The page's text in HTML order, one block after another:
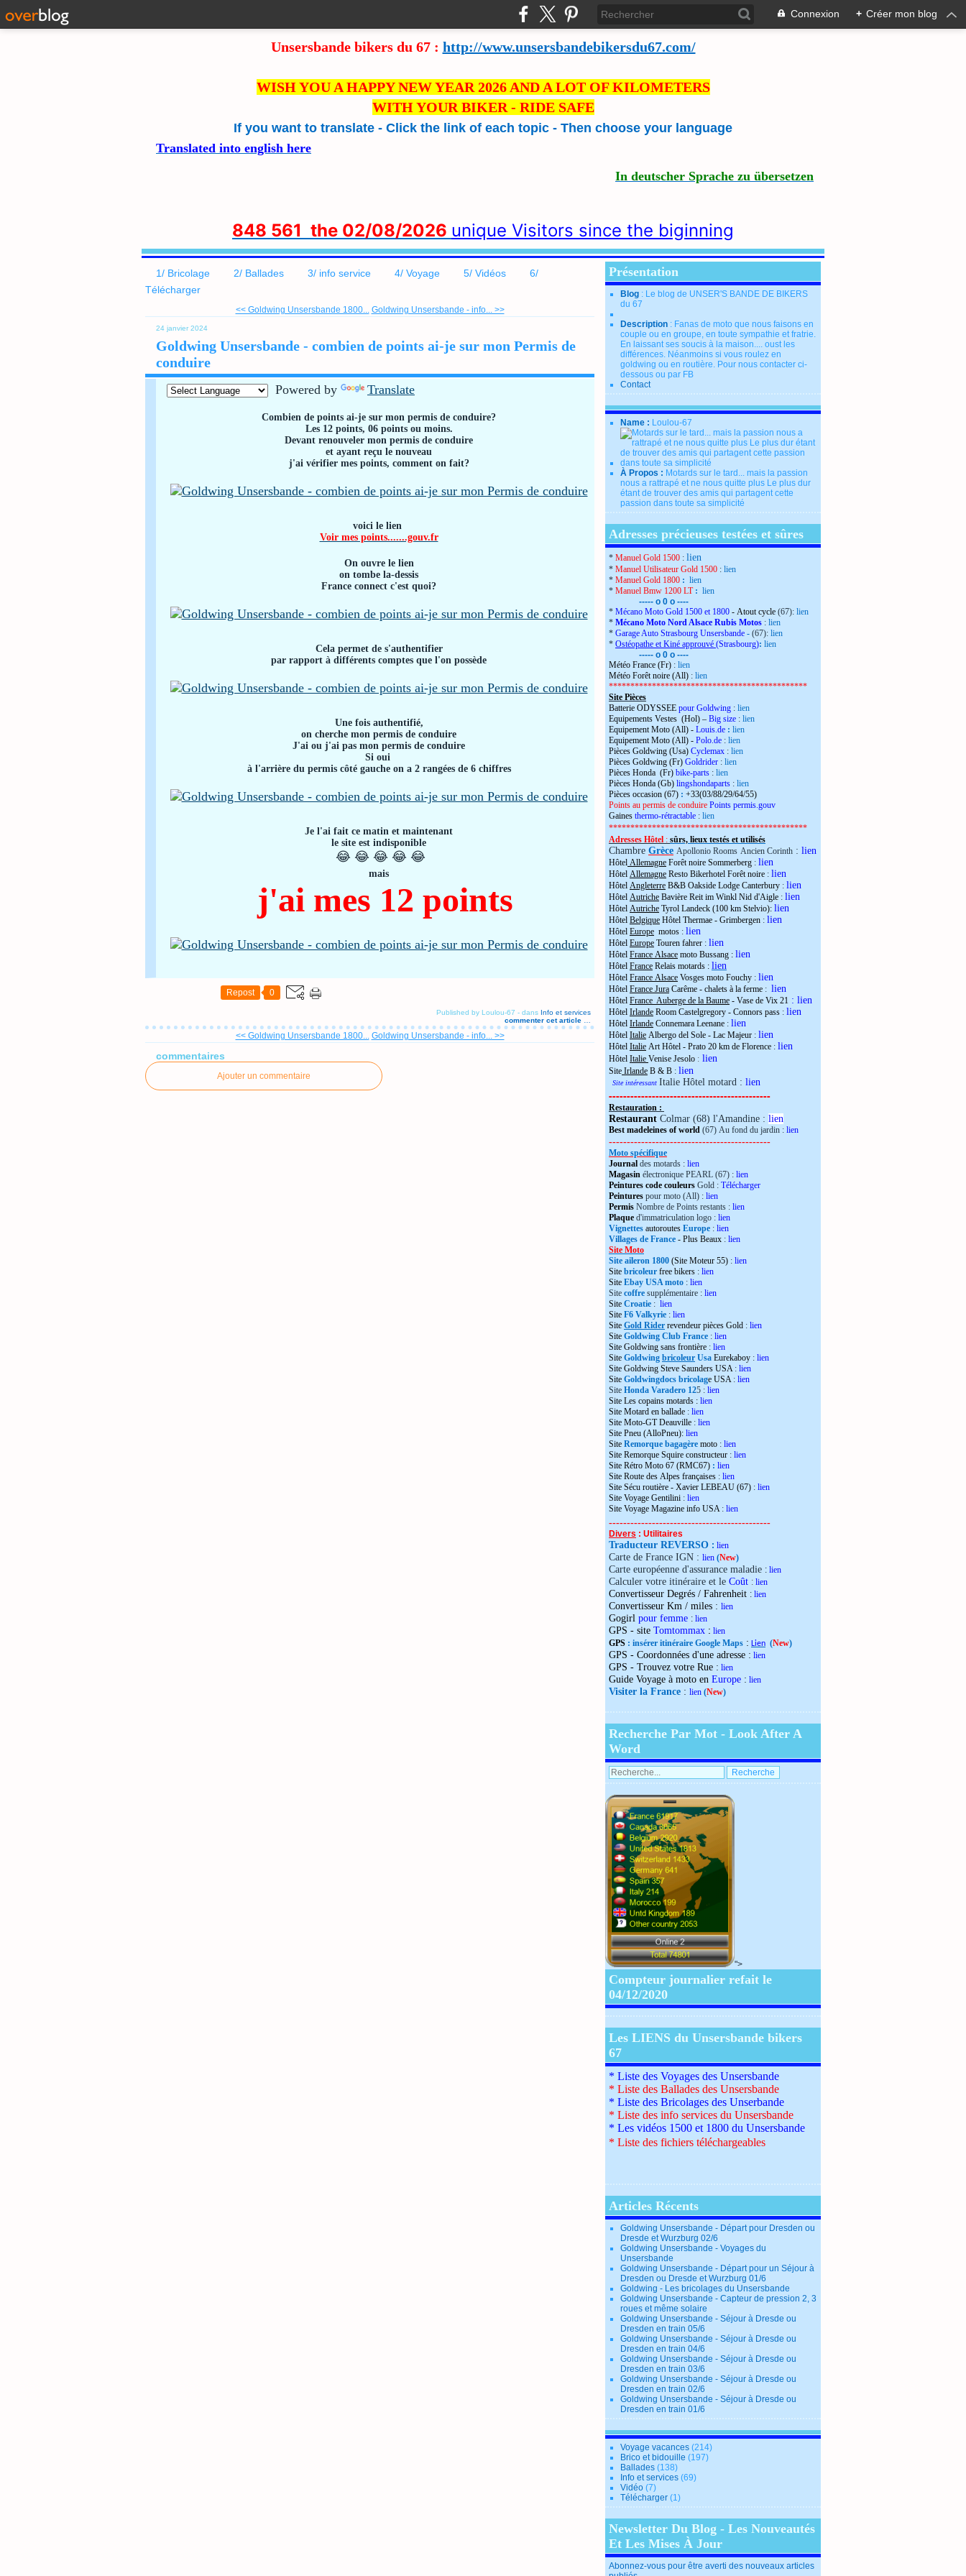
Connexion + Créer mon blog
Unsersbande bikers du 67 : http://www.unsersbandebikersdu67.com/
WISH YOU A HAPPY NEW YEAR 2026 AND A LOT OF KILOMETERS
WITH YOUR BIKER - RIDE SAFE
If you want to translate - Click the link of each topic - Then choose your language
Translated into english here
In deutscher Sprache zu übersetzen
848 561 the 02/08/2026 unique Visitors since the biginning
1/ Bricolage 2/ Ballades 3/ info service 4/ Voyage 5/ Vidéos
6/
Télécharger
<< Goldwing Unsersbande 1800... Goldwing Unsersbande - info... >>
24 janvier 2024
Goldwing Unsersbande - combien de points ai-je sur mon Permis de
conduire
Powered by Translate
Combien de points ai-je sur mon permis de conduire?
Les 12 points, 06 points ou moins.
Devant renouveler mon permis de conduire
et ayant reçu le nouveau
j'ai vérifier mes points, comment on fait?
voici le lien
Voir mes points.......gouv.fr
On ouvre le lien
on tombe la-dessis
France connect c'est quoi?
Cela permet de s'authentifier
par rapport à différents comptes que l'on possède
Une fois authentifié,
on cherche mon permis de conduire
J'ai ou j'ai pas mon permis de conduire
Si oui
à l'arrière du permis côté gauche on a 2 rangées de 6 chiffres
Je l'ai fait ce matin et maintenant
le site est indisponible
😂 😂 😂 😂 😂
mais
j'ai mes 12 points
Repost 0
Published by Loulou-67 - dans Info et services
commenter cet article
<< Goldwing Unsersbande 1800... Goldwing Unsersbande - info... >>
commentaires
Ajouter un commentaire
Présentation
Blog : Le blog de UNSER'S BANDE DE BIKERS
du 67
Description : Fanas de moto que nous faisons en
couple ou en groupe, en toute sympathie et fratrie.
En laissant ses soucis à la maison.... oust les
différences. Néanmoins si vous roulez en
goldwing ou en routière. Pour nous contacter ci-
dessous ou par FB
Contact
Name : Loulou-67
À Propos : Motards sur le tard... mais la passion
nous a rattrapé et ne nous quitte plus Le plus dur
étant de trouver des amis qui partagent cette
passion dans toute sa simplicité
Adresses précieuses testées et sûres
* Manuel Gold 1500 : lien
* Manuel Utilisateur Gold 1500 : lien
* Manuel Gold 1800 : lien
* Manuel Bmw 1200 LT: lien
----- o 0 o ----
* Mécano Moto Gold 1500 et 1800 - Atout cycle (67): lien
* Mécano Moto Nord Alsace Rubis Motos : lien
* Garage Auto Strasbourg Unsersbande - (67): lien
* Ostéopathe et Kiné approuvé (Strasbourg): lien
----- o 0 o ----
Météo France (Fr) : lien
Météo Forêt noire (All) : lien
**********************************************
Site Pièces
Batterie ODYSSEE pour Goldwing : lien
Equipements Vestes (Hol) – Big size : lien
Equipement Moto (All) - Louis.de : lien
Equipement Moto (All) - Polo.de : lien
Pièces Goldwing (Usa) Cyclemax : lien
Pièces Goldwing (Fr) Goldrider : lien
Pièces Honda (Fr) bike-parts : lien
Pièces Honda (Gb) lingshondaparts : lien
Pièces occasion (67) : +33(03/88/29/64/55)
Points au permis de conduire Points permis.gouv
Gaines thermo-rétractable : lien
**********************************************
Adresses Hôtel : sûrs, lieux testés et utilisés
Chambre Grèce Apollonio Rooms Ancien Corinth : lien
Hôtel Allemagne Forêt noire Sommerberg : lien
Hôtel Allemagne Resto Bikerhotel Forêt noire : lien
Hôtel Angleterre B&B Oakside Lodge Canterbury : lien
Hôtel Autriche Bavière Reit im Winkl Nid d'Aigle : lien
Hôtel Autriche Tyrol Landeck (100 km Stelvio): lien
Hôtel Belgique Hôtel Thermae - Grimbergen : lien
Hôtel Europe motos : lien
Hôtel Europe Touren fahrer : lien
Hôtel France Alsace moto Bussang : lien
Hôtel France Relais motards : lien
Hôtel France Alsace Vosges moto Fouchy : lien
Hôtel France Jura Carême - chalets à la ferme : lien
Hôtel France Auberge de la Baume - Vase de Vix 21 : lien
Hôtel Irlande Room Castelgregory - Connors pass : lien
Hôtel Irlande Connemara Leenane : lien
Hôtel Italie Albergo del Sole - Lac Majeur : lien
Hôtel Italie Art Hôtel - Prato 20 km de Florence : lien
Hôtel Italie Venise Jesolo : lien
Site Irlande B & B : lien
Site intéressant Italie Hôtel motard : lien
---------------------------------------------
Restauration :
Restaurant Colmar (68) l'Amandine : lien
Best madeleines of world (67) Au fond du jardin : lien
---------------------------------------------
Moto spécifique
Journal des motards : lien
Magasin électronique PEARL (67) : lien
Peintures code couleurs Gold : Télécharger
Peintures pour moto (All) : lien
Permis Nombre de Points restants : lien
Plaque d'immatriculation logo : lien
Vignettes autoroutes Europe : lien
Villages de France - Plus Beaux : lien
Site Moto
Site aileron 1800 (Site Moteur 55) : lien
Site bricoleur free bikers : lien
Site Ebay USA moto : lien
Site coffre supplémentaire : lien
Site Croatie : lien
Site F6 Valkyrie : lien
Site Gold Rider revendeur pièces Gold : lien
Site Goldwing Club France : lien
Site Goldwing sans frontière : lien
Site Goldwing bricoleur Usa Eurekaboy : lien
Site Goldwing Steve Saunders USA : lien
Site Goldwingdocs bricolage USA : lien
Site Honda Varadero 125 : lien
Site Les copains motards : lien
Site Motard en ballade : lien
Site Moto-GT Deauville : lien
Site Pneu (AlloPneu): lien
Site Remorque bagagère moto : lien
Site Remorque Squire constructeur : lien
Site Rétro Moto 67 (RMC67) : lien
Site Route des Alpes françaises : lien
Site Sécu routière - Xavier LEBEAU (67) : lien
Site Voyage Gentilini : lien
Site Voyage Magazine info USA: lien
---------------------------------------------
Divers : Utilitaires
Traducteur REVERSO : lien
Carte de France IGN : lien (New)
Carte européenne d'assurance maladie : lien
Calculer votre itinéraire et le Coût : lien
Convertisseur Degrés / Fahrenheit : lien
Convertisseur Km / miles : lien
Gogirl pour femme : lien
GPS - site Tomtommax : lien
GPS : insérer itinéraire Google Maps : Lien (New)
GPS - Coordonnées d'une adresse : lien
GPS - Trouvez votre Rue : lien
Guide Voyage à moto en Europe : lien
Visiter la France : lien (New)
Recherche Par Mot - Look After A
Word
">
Compteur journalier refait le
04/12/2020
Les LIENS du Unsersbande bikers
67
* Liste des Voyages des Unsersbande
* Liste des Ballades des Unsersbande
* Liste des Bricolages des Unserbande
* Liste des info services du Unsersbande
* Les vidéos 1500 et 1800 du Unsersbande
* Liste des fichiers téléchargeables
Articles Récents
Goldwing Unsersbande - Départ pour Dresden ou
Dresde et Wurzburg 02/6
Goldwing Unsersbande - Voyages du
Unsersbande
Goldwing Unsersbande - Départ pour un Séjour à
Dresden ou Dresde et Wurzburg 01/6
Goldwing - Les bricolages du Unsersbande
Goldwing Unsersbande - Capteur de pression 2, 3
roues et même solaire
Goldwing Unsersbande - Séjour à Dresde ou
Dresden en train 05/6
Goldwing Unsersbande - Séjour à Dresde ou
Dresden en train 04/6
Goldwing Unsersbande - Séjour à Dresde ou
Dresden en train 03/6
Goldwing Unsersbande - Séjour à Dresde ou
Dresden en train 02/6
Goldwing Unsersbande - Séjour à Dresde ou
Dresden en train 01/6
Voyage vacances (214)
Brico et bidouille (197)
Ballades (138)
Info et services (69)
Vidéo (7)
Télécharger (1)
Newsletter Du Blog - Les Nouveautés
Et Les Mises À Jour
Abonnez-vous pour être averti des nouveaux articles